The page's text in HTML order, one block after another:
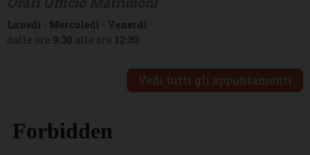
Lunedì - Mercoledì - Venerdì
dalle ore 9:30 alle ore 12:30
Vedi tutti gli appuntamenti